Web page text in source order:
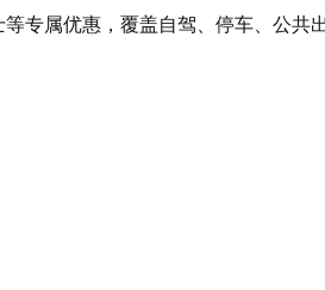
专属优惠，覆盖自驾、停车、公共